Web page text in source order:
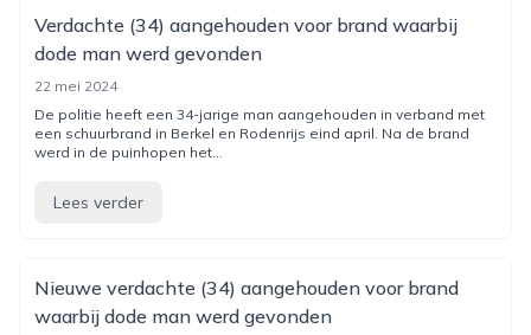
Verdachte (34) aangehouden voor brand waarbij
dode man werd gevonden
22 mei 2024
De politie heeft een 34-jarige man aangehouden in verband met
een schuurbrand in Berkel en Rodenrijs eind april. Na de brand
werd in de puinhopen het...
Lees verder
Nieuwe verdachte (34) aangehouden voor brand
waarbij dode man werd gevonden